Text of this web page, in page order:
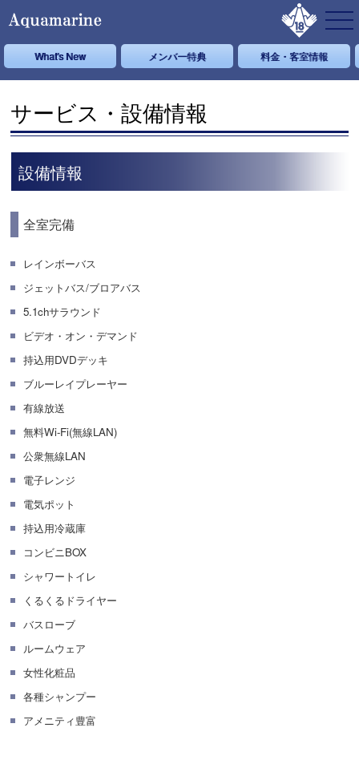
What's New メンバー特典 料金・客室情報
サービス・設備情報
設備情報
全室完備
レインボーバス
ジェットバス/ブロアバス
5.1chサラウンド
ビデオ・オン・デマンド
持込用DVDデッキ
ブルーレイプレーヤー
有線放送
無料Wi-Fi(無線LAN)
公衆無線LAN
電子レンジ
電気ポット
持込用冷蔵庫
コンビニBOX
シャワートイレ
くるくるドライヤー
バスローブ
ルームウェア
女性化粧品
各種シャンプー
アメニティ豊富